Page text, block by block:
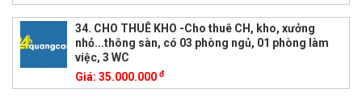
34. CHO THUÊ KHO -Cho thuê CH, kho, xưởng
nhỏ...thông sàn, có 03 phòng ngủ, 01 phòng làm
việc, 3 WC
Giá: 35.000.000 đ